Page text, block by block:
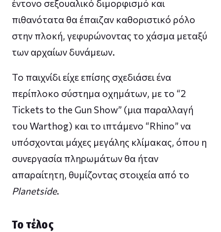
έντονο σεξουαλικό διμορφισμό και
πιθανότατα θα έπαιζαν καθοριστικό ρόλο
στην πλοκή, γεφυρώνοντας το χάσμα μεταξύ
των αρχαίων δυνάμεων.
Το παιχνίδι είχε επίσης σχεδιάσει ένα
περίπλοκο σύστημα οχημάτων, με το “2
Tickets to the Gun Show” (μια παραλλαγή
του Warthog) και το ιπτάμενο “Rhino” να
υπόσχονται μάχες μεγάλης κλίμακας, όπου η
συνεργασία πληρωμάτων θα ήταν
απαραίτητη, θυμίζοντας στοιχεία από το
Planetside.
Το τέλος